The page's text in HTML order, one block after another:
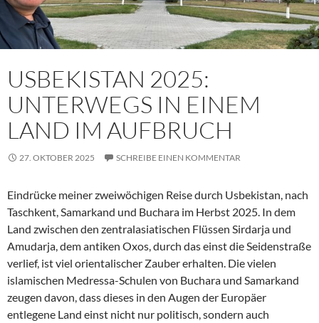
USBEKISTAN 2025:
UNTERWEGS IN EINEM
LAND IM AUFBRUCH
27. OKTOBER 2025 SCHREIBE EINEN KOMMENTAR
Eindrücke meiner zweiwöchigen Reise durch Usbekistan, nach
Taschkent, Samarkand und Buchara im Herbst 2025. In dem
Land zwischen den zentralasiatischen Flüssen Sirdarja und
Amudarja, dem antiken Oxos, durch das einst die Seidenstraße
verlief, ist viel orientalischer Zauber erhalten. Die vielen
islamischen Medressa-Schulen von Buchara und Samarkand
zeugen davon, dass dieses in den Augen der Europäer
entlegene Land einst nicht nur politisch, sondern auch